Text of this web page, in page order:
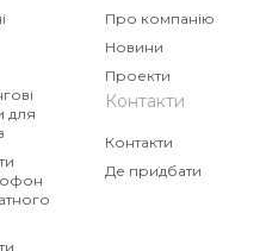
для
Про компанію
Новини
Проекти
Контакти
Контакти
Де придбати